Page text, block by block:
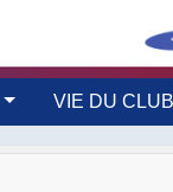
VIE DU CLUB